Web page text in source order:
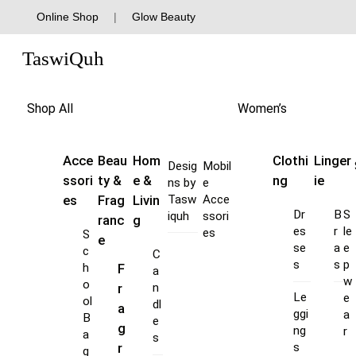
to
content
Online Shop | Glow Beauty
TaswiQuh
Shop All
Acce
ssori
es
S
c
h
o
ol
B
a
g
Beau
ty &
Frag
ranc
e
F
r
a
g
r
Hom
e &
Livin
g
C
a
n
dl
e
s
Desig
ns by
Tasw
iquh
Mobil
e
Acce
ssori
es
Women’s
Clothi
ng
Dr
es
se
s
Le
ggi
ng
s
Linger
ie
B
r
a
s
S
le
e
p
w
e
a
r